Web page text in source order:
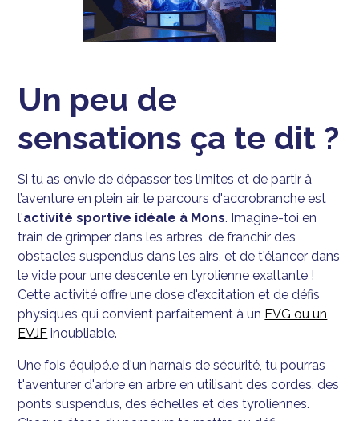
Un peu de
sensations ça te dit ?
Si tu as envie de dépasser tes limites et de partir à
l’aventure en plein air, le parcours d'accrobranche est
l'activité sportive idéale à Mons. Imagine-toi en
train de grimper dans les arbres, de franchir des
obstacles suspendus dans les airs, et de t'élancer dans
le vide pour une descente en tyrolienne exaltante !
Cette activité offre une dose d'excitation et de défis
physiques qui convient parfaitement à un EVG ou un
EVJF inoubliable.
Une fois équipé.e d'un harnais de sécurité, tu pourras
t'aventurer d'arbre en arbre en utilisant des cordes, des
ponts suspendus, des échelles et des tyroliennes.